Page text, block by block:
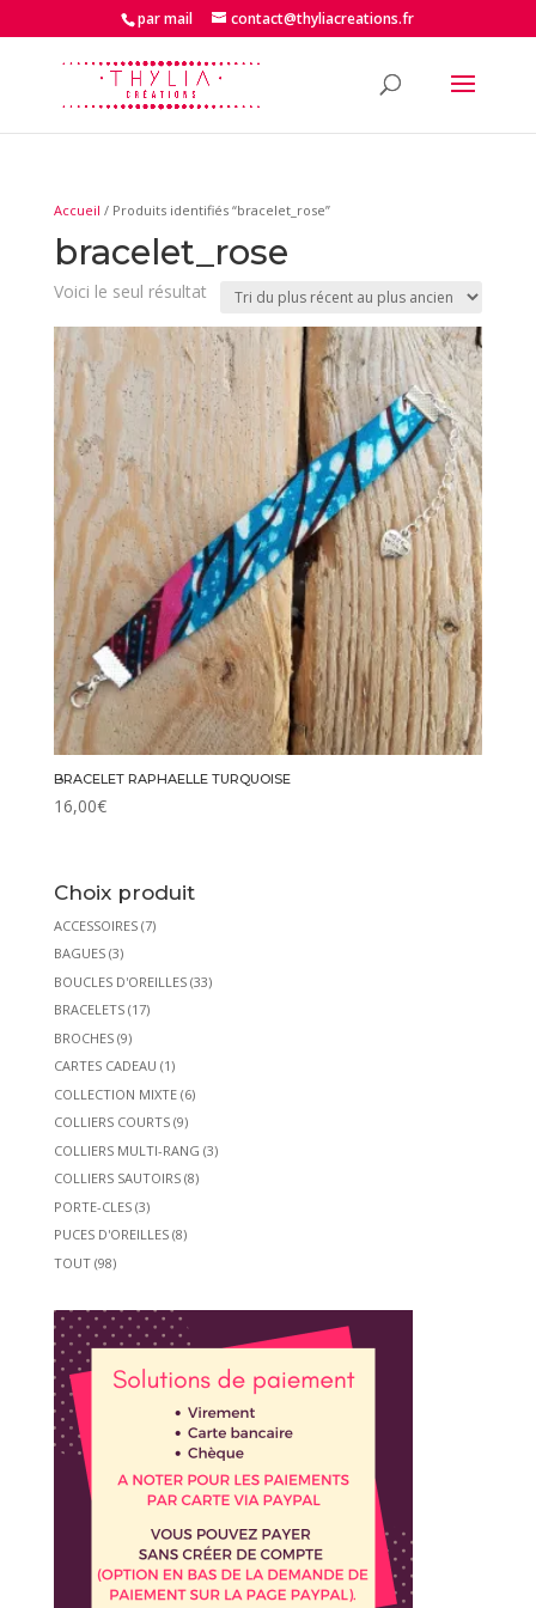
par mail contact@thyliacreations.fr
Accueil / Produits identifiés “bracelet_rose”
bracelet_rose
Voici le seul résultat
BRACELET RAPHAELLE TURQUOISE
16,00€
Choix produit
ACCESSOIRES (7)
BAGUES (3)
BOUCLES D'OREILLES (33)
BRACELETS (17)
BROCHES (9)
CARTES CADEAU (1)
COLLECTION MIXTE (6)
COLLIERS COURTS (9)
COLLIERS MULTI-RANG (3)
COLLIERS SAUTOIRS (8)
PORTE-CLES (3)
PUCES D'OREILLES (8)
TOUT (98)